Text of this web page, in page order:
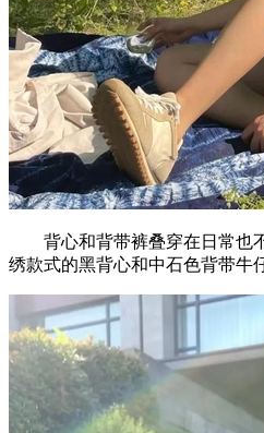
背心和背带裤叠穿在日常也不
绣款式的黑背心和中石色背带牛